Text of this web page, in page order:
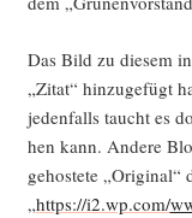
Das Bild zu die­sem
„Zitat“ hin­zu­ge­fügt
jeden­falls taucht es
hen kann. Ande­re
gehos­te­te „Ori­gi­nal“
„https://i2.wp.com/